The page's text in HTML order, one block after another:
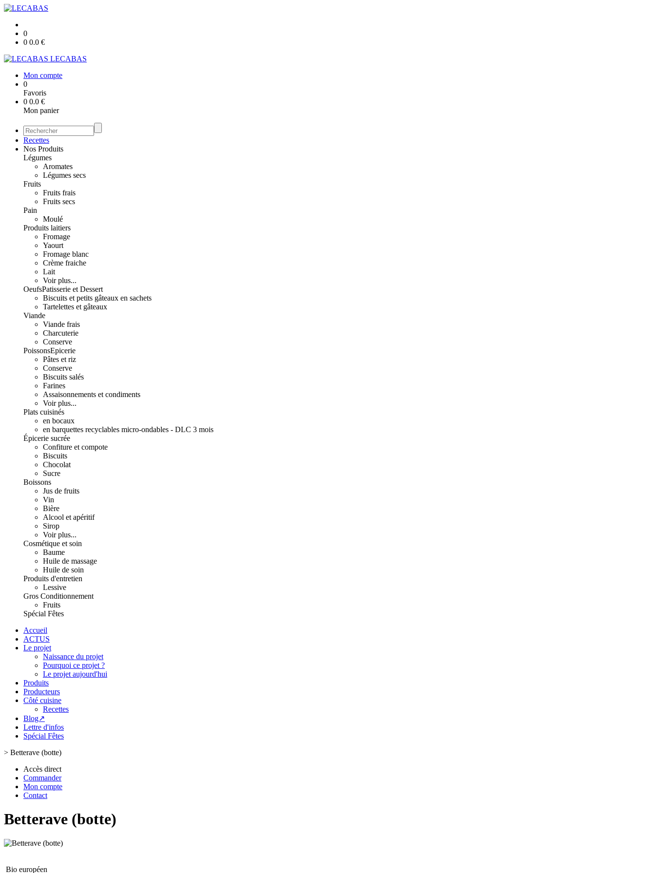
0
0 0.0 €
LECABAS
Mon compte
0
Favoris
0 0.0 €
Mon panier
Recettes
Nos Produits
Légumes
Aromates
Légumes secs
Fruits
Fruits frais
Fruits secs
Pain
Moulé
Produits laitiers
Fromage
Yaourt
Fromage blanc
Crème fraiche
Lait
Voir plus...
OeufsPatisserie et Dessert
Biscuits et petits gâteaux en sachets
Tartelettes et gâteaux
Viande
Viande frais
Charcuterie
Conserve
PoissonsEpicerie
Pâtes et riz
Conserve
Biscuits salés
Farines
Assaisonnements et condiments
Voir plus...
Plats cuisinés
en bocaux
en barquettes recyclables micro-ondables - DLC 3 mois
Épicerie sucrée
Confiture et compote
Biscuits
Chocolat
Sucre
Boissons
Jus de fruits
Vin
Bière
Alcool et apéritif
Sirop
Voir plus...
Cosmétique et soin
Baume
Huile de massage
Huile de soin
Produits d'entretien
Lessive
Gros Conditionnement
Fruits
Spécial Fêtes
Accueil
ACTUS
Le projet
Naissance du projet
Pourquoi ce projet ?
Le projet aujourd'hui
Produits
Producteurs
Côté cuisine
Recettes
Blog↗
Lettre d'infos
Spécial Fêtes
> Betterave (botte)
Accès direct
Commander
Mon compte
Contact
Betterave (botte)
Bio européen